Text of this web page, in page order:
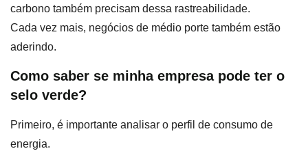
carbono também precisam dessa rastreabilidade.
Cada vez mais, negócios de médio porte também estão
aderindo.
Como saber se minha empresa pode ter o
selo verde?
Primeiro, é importante analisar o perfil de consumo de
energia.